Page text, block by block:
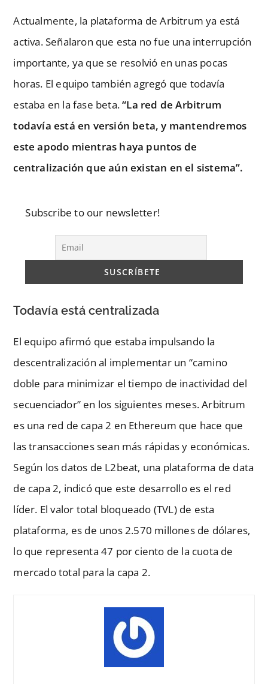
Actualmente, la plataforma de Arbitrum ya está
activa. Señalaron que esta no fue una interrupción
importante, ya que se resolvió en unas pocas
horas. El equipo también agregó que todavía
estaba en la fase beta.“La red de Arbitrum
todavía está en versión beta, y mantendremos
este apodo mientras haya puntos de
centralización que aún existan en el sistema”.
Subscribe to our newsletter!
Todavía está centralizada
El equipo afirmó que estaba impulsando la
descentralización al implementar un “camino
doble para minimizar el tiempo de inactividad del
secuenciador” en los siguientes meses. Arbitrum
es una red de capa 2 en Ethereum que hace que
las transacciones sean más rápidas y económicas.
Según los datos de L2beat, una plataforma de data
de capa 2, indicó que este desarrollo es el red
líder. El valor total bloqueado (TVL) de esta
plataforma, es de unos 2.570 millones de dólares,
lo que representa 47 por ciento de la cuota de
mercado total para la capa 2.